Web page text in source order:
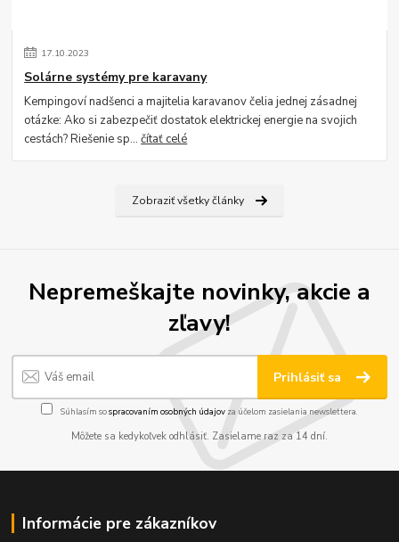
17.10.2023
Solárne systémy pre karavany
Kempingoví nadšenci a majitelia karavanov čelia jednej zásadnej
otázke: Ako si zabezpečiť dostatok elektrickej energie na svojich
cestách? Riešenie sp...čítať celé
Zobraziť všetky články
Nepremeškajte novinky, akcie a
zľavy!
Prihlásiť sa
Súhlasím sospracovaním osobných údajov za účelom zasielania newslettera.
Môžete sa kedykoľvek odhlásiť. Zasielame raz za 14 dní.
Informácie pre zákazníkov